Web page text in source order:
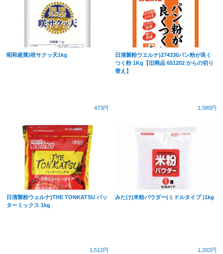
昭和産業)咲サクッ天1kg
473円
日清製粉ウエルナ)274330パン粉が良く
つく粉 1Kg【旧商品 651202 からの切り
替え】
1,580円
日清製粉ウェルナ)THE TONKATSU バッ
ターミックス 1kg
1,512円
みたけ)米粉パウダー(ミドルタイプ )1kg
1,202円